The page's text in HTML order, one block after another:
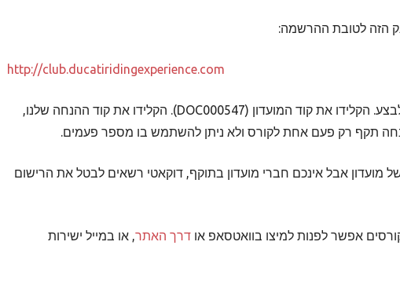
http://club.ducatiridingexperience.com
בתוך האתר, בחרו את הקורס שתרצו לבצע. הקלידו את קוד המועדון (DOC000547). הקלידו את קוד ההנחה שלנו,
תקף רק פעם אחת לקורס ולא ניתן להשתמש בו מספר פעמים.
מועדון אבל אינכם חברי מועדון בתוקף, דוקאטי רשאים לבטל את הרישום
אפשר לפנות למיצו בוואטסאפ או דרך האתר, או במייל ישירות